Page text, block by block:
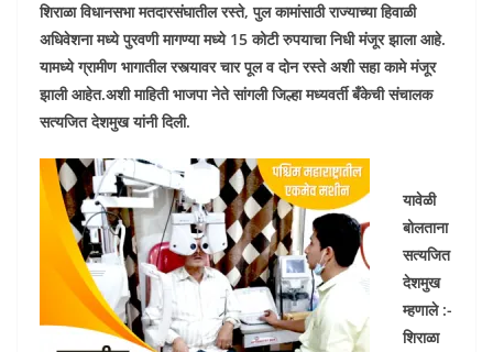
शिराळा विधानसभा मतदारसंघातील रस्ते, पुल कामांसाठी राज्याच्या हिवाळी
अधिवेशना मध्ये पुरवणी मागण्या मध्ये 15 कोटी रुपयाचा निधी मंजूर झाला आहे.
यामध्ये ग्रामीण भागातील रस्त्यावर चार पूल व दोन रस्ते अशी सहा कामे मंजूर
झाली आहेत.अशी माहिती भाजपा नेते सांगली जिल्हा मध्यवर्ती बँकेची संचालक
सत्यजित देशमुख यांनी दिली.
यावेळी
बोलताना
सत्यजित
देशमुख
म्हणाले :-
शिराळा